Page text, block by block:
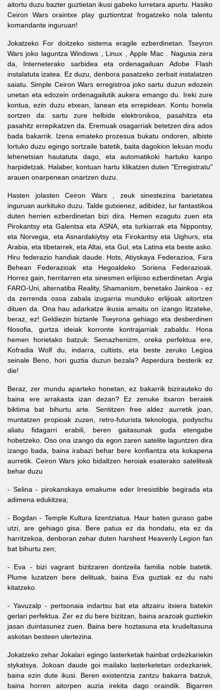
aitortu duzu bazter guztietan ikusi gabeko lurretara apurtu. Hasiko
Ceiron Warsoraintxe play guztiontzat frogatzeko nola talentu
komandante inguruan!
Jokatzeko For doitzeko sistema eragile ezberdinetan. Tseyron
Wars joko laguntzaWindows Linux ,Apple Mac
. Nagusia zera
da, Interneterako sarbidea eta ordenagailuanAdobe Flash
instalatuta izatea. Ez duzu, denbora pasatzeko zerbait instalatzen
saiatu. Simple CeironWars erregistroa joko sartu duzun edozein
unetan eta edozein ordenagailutik aukera emango du. Ireki zure
kontua, ezin duzu etxean, lanean eta errepidean. Kontu honela
sortzen da: sartu zure helbide elektronikoa, pasahitza eta
pasahitz errepikatzen da. Eremuak osagarriak betetzen dira ados
bada bakarrik. Izena emateko prozesua bukatu ondoren, albiste
lortuko duzu egingo sortzaile batetik, baita dagokion lekuan modu
lehenetsian hautatuta dago, eta automatikoki hartuko kanpo
harpidetzak. Halaber, kontuan hartu klikatzen duten "Erregistratu"
arauen onarpenean onartzen duzu.
Hasten jolastenCeiron Wars
, zeuk sinestezina barietatea
inguruan aurkituko duzu. Talde gutxienez, adibidez, lur fantastikoa
duten herrien ezberdinetan bizi dira. Hemen ezagutu zuen eta
Pirokantsy eta Galentsa eta ASNA, eta turkiarrak eta Nippontsy,
eta Norvegia, eta Asnardakiytsy eta Firokantsy eta Uighurs, eta
Arabia, eta tibetarrek, eta Altai, eta Gul, eta Latina eta beste asko.
Hiru federazio handiak daude. Hots, Atiyskaya Federazioa, Fara
Behean Federazioak eta Hegoaldeko Soriena Federazioak.
Horrez gain, herritarren eta sinesmen erlijioso ezberdinetan. Argia
FARO-Uni, alternatiba Reality, Shamanism, benetako Jainkoa - ez
da zerrenda osoa zabala izugarria munduko erlijioak aitortzen
dituen da. Ona hau adarkatze ikusia amaitu on izango litzateke,
beraz, ez! Geldiezin biztanle Tseyrona gehiago eta desberdinen
filosofia, gurtza ideiak korronte kontrajarriak zabaldu. Hona
hemen horietako batzuk: Semazhenizm, oreka perfektua ere,
Kofradia Wolf du, indarra, cultists, eta beste zeruko Legioa
seinale Beno, hori guztia duzun bezala? Asperdura besterik ez
die!
Beraz, zer mundu aparteko honetan, ez bakarrik bizirauteko do
baina ere arrakasta izan dezan? Ez zenuke itxaron beraiek
biktima bat bihurtu arte. Sentitzen free aldez aurretik joan,
muntatzen propioak zuzen, retro-futurista teknologia, podyschu
aliatu fidagarri erabili, beren gaitasunak guda etengabe
hobetzeko. Oso ona izango da egon zaren satelite laguntzen dira
izango bada, baina irabazi behar bere konfiantza eta kokapena
aurretik. Ceiron Wars joko bidaltzen heroiak esaterako sateliteak
behar duzu
- Selina - pirokanskaya emakume eder Irresistible begirada eta
adimena edukitzea;
- Bogdan - Temple Kultura lizentziatua. Haur baten guraso gabe
utzi, are gehiago gisa. Bere patua ez da hondatu, eta ez da
harritzekoa, denboran zehar duten harshest Heavenly Legion fan
bat bihurtu zen;
- Eva - bizi vagrant bizitzaren dontzeila familia noble batetik.
Plume luzatzen bere delituak, baina Eva guztiak ez du nahi
kitatzeko.
- Yavuzalp - pertsonaia indartsu bat eta altzairu itxiera batekin
gerlari perfektua. Zer ez du bere bizitzan, baina arazoak guztiekin
jasan duintasunez zuen. Baina bere hoztasuna eta krudeltasuna
askotan besteen ulertezina.
Jokatzeko zehar Jokalari egingo lasterketak hainbat ordezkariekin
stykatsya. Jokoan daude goi mailako lasterketetan ordezkariek,
baina ezin dute ikusi. Beren existentzia zantzu bakarra batzuk,
baina horren aitorpen auzia irekita dago oraindik. Bigarren